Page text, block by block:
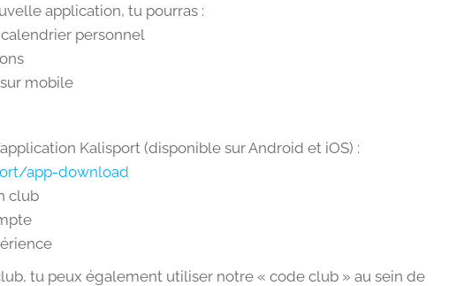
application, tu pourras :
personnel
mobile
Kalisport (disponible sur Android et iOS) :
app-download
club
tu peux également utiliser notre « code club » au sein de